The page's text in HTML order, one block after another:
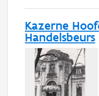
Kazerne
Handelsbeurs